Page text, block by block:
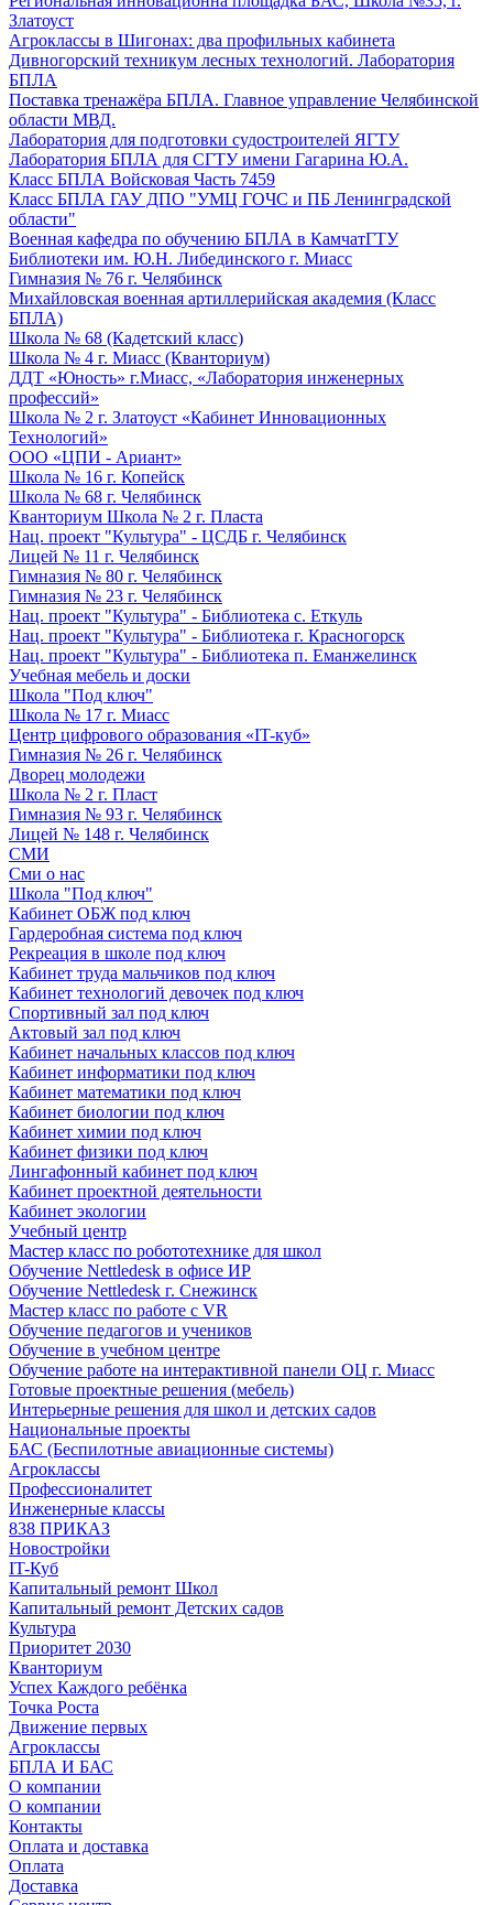
Златоуст
Агроклассы в Шигонах: два профильных кабинета
Дивногорский техникум лесных технологий. Лаборатория
БПЛА
Поставка тренажёра БПЛА. Главное управление Челябинской
области МВД.
Лаборатория для подготовки судостроителей ЯГТУ
Лаборатория БПЛА для СГТУ имени Гагарина Ю.А.
Класс БПЛА Войсковая Часть 7459
Класс БПЛА ГАУ ДПО "УМЦ ГОЧС и ПБ Ленинградской
области"
Военная кафедра по обучению БПЛА в КамчатГТУ
Библиотеки им. Ю.Н. Либединского г. Миасс
Гимназия № 76 г. Челябинск
Михайловская военная артиллерийская академия (Класс
БПЛА)
Школа № 68 (Кадетский класс)
Школа № 4 г. Миасс (Кванториум)
ДДТ «Юность» г.Миасс, «Лаборатория инженерных
профессий»
Школа № 2 г. Златоуст «Кабинет Инновационных
Технологий»
ООО «ЦПИ - Ариант»
Школа № 16 г. Копейск
Школа № 68 г. Челябинск
Кванториум Школа № 2 г. Пласта
Нац. проект "Культура" - ЦСДБ г. Челябинск
Лицей № 11 г. Челябинск
Гимназия № 80 г. Челябинск
Гимназия № 23 г. Челябинск
Нац. проект "Культура" - Библиотека с. Еткуль
Нац. проект "Культура" - Библиотека г. Красногорск
Нац. проект "Культура" - Библиотека п. Еманжелинск
Учебная мебель и доски
Школа "Под ключ"
Школа № 17 г. Миасс
Центр цифрового образования «IT-куб»
Гимназия № 26 г. Челябинск
Дворец молодежи
Школа № 2 г. Пласт
Гимназия № 93 г. Челябинск
Лицей № 148 г. Челябинск
СМИ
Сми о нас
Школа "Под ключ"
Кабинет ОБЖ под ключ
Гардеробная система под ключ
Рекреация в школе под ключ
Кабинет труда мальчиков под ключ
Кабинет технологий девочек под ключ
Спортивный зал под ключ
Актовый зал под ключ
Кабинет начальных классов под ключ
Кабинет информатики под ключ
Кабинет математики под ключ
Кабинет биологии под ключ
Кабинет химии под ключ
Кабинет физики под ключ
Лингафонный кабинет под ключ
Кабинет проектной деятельности
Кабинет экологии
Учебный центр
Мастер класс по робототехнике для школ
Обучение Nettledesk в офисе ИР
Обучение Nettledesk г. Снежинск
Мастер класс по работе с VR
Обучение педагогов и учеников
Обучение в учебном центре
Обучение работе на интерактивной панели ОЦ г. Миасс
Готовые проектные решения (мебель)
Интерьерные решения для школ и детских садов
Национальные проекты
БАС (Беспилотные авиационные системы)
Агроклассы
Профессионалитет
Инженерные классы
838 ПРИКАЗ
Новостройки
IT-Куб
Капитальный ремонт Школ
Капитальный ремонт Детских садов
Культура
Приоритет 2030
Кванториум
Успех Каждого ребёнка
Точка Роста
Движение первых
Агроклассы
БПЛА И БАС
О компании
О компании
Контакты
Оплата и доставка
Оплата
Доставка